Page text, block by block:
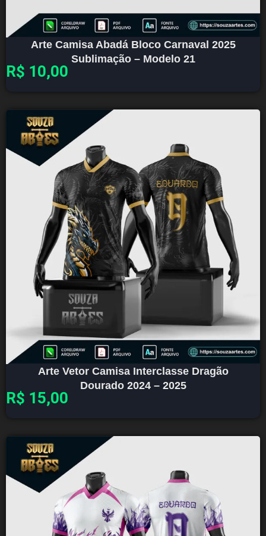
Arte Camisa Abadá Bloco Carnaval 2025
Sublimação – Modelo 21
R$ 10,00
Arte Vetor Camisa Interclasse Dragão
Dourado 2024 – 2025
R$ 15,00